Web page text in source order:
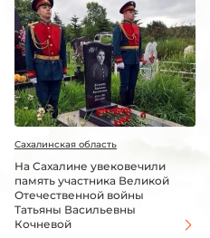
Сахалинская область
На Сахалине увековечили
память участника Великой
Отечественной войны
Татьяны Васильевны
Кочневой